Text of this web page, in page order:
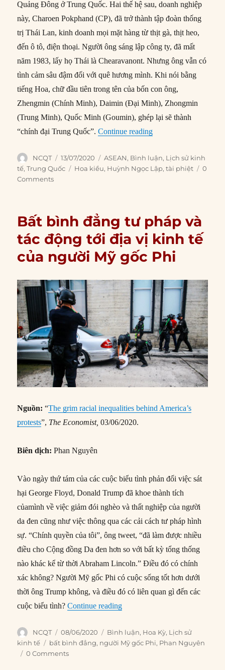
Quảng Đông ở Trung Quốc. Hai thế hệ sau, doanh nghiệp
này, Charoen Pokphand (CP), đã trở thành tập đoàn thống
trị Thái Lan, kinh doanh mọi mặt hàng từ thịt gà, thịt heo,
đến ô tô, điện thoại. Người ông sáng lập công ty, đã mất
năm 1983, lấy họ Thái là Chearavanont. Nhưng ông vẫn có
tình cảm sâu đậm đối với quê hương mình. Khi nói bằng
tiếng Hoa, chữ đầu tiên trong tên của bốn con ông,
Zhengmin (Chính Minh), Daimin (Đại Minh), Zhongmin
(Trung Minh), Quốc Minh (Goumin), ghép lại sẽ thành
“chính đại Trung Quốc”.Continue reading“Giới tài phiệt Hoa
Author
NCQT
Posted
on
13/07/2020 Categories
ASEAN, Bình luận, Lịch sử kinh
tế,Trung Quốc Tags
Hoa kiều, Huỳnh Ngọc Lập,tài phiệt
0
Comments
Bất bình đẳng tư pháp và
tác động tới địa vị kinh tế
của người Mỹ gốc Phi
Nguồn:“The grim racial inequalities behind America’s
protests”, The Economist,03/06/2020.
Biên dịch:Phan Nguyên
Vào ngày thứ tám của các cuộc biểu tình phản đối việc sát
hại George Floyd, Donald Trump đã khoe thành tích
củamình về việc giảm đói nghèo và thất nghiệp của người
da đen cũng như việc thông qua các cải cách tư pháp hình
sự. “Chính quyền của tôi”, ông tweet, “đã làm được nhiều
điều cho Cộng đồng Da đen hơn so với bất kỳ tổng thống
nào khác kể từ thời Abraham Lincoln.” Điều đó có chính
xác không? Người Mỹ gốc Phi có cuộc sống tốt hơn dưới
thời ông Trump không, và điều đó có liên quan gì đến các
cuộc biểu tình?Continue reading“Bất bình đẳng tư pháp và tác
Author
NCQT
Posted
on
08/06/2020 Categories
Bình luận, Hoa Kỳ, Lịch sử
kinh tế
Tags
bất bình đẳng, người Mỹ gốc Phi, Phan Nguyên
0 Comments